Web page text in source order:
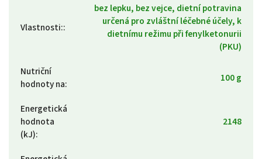
Vlastnosti::
bez lepku, bez vejce, dietní potravina
určená pro zvláštní léčebné účely, k
dietnímu režimu při fenylketonurii
(PKU)
Nutriční
hodnoty na: 100 g
Energetická
hodnota
(kJ):
2148